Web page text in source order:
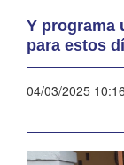
Y programa
para estos
04/03/2025 10:16